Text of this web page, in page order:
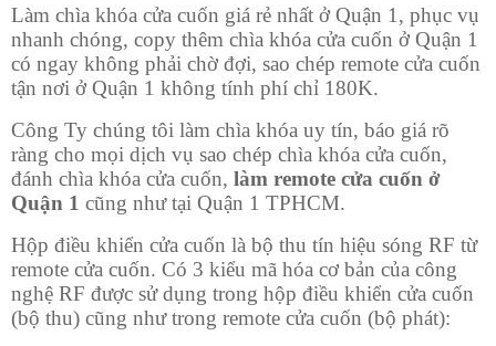
Làm chìa khóa cửa cuốn giá rẻ nhất ở Quận 1, phục vụ
nhanh chóng, copy thêm chìa khóa cửa cuốn ở Quận 1
có ngay không phải chờ đợi, sao chép remote cửa cuốn
tận nơi ở Quận 1 không tính phí chỉ 180K.
Công Ty chúng tôi làm chìa khóa uy tín, báo giá rõ
ràng cho mọi dịch vụ sao chép chìa khóa cửa cuốn,
đánh chìa khóa cửa cuốn, làm remote cửa cuốn ở
Quận 1 cũng như tại Quận 1 TPHCM.
Hộp điều khiển cửa cuốn là bộ thu tín hiệu sóng RF từ
remote cửa cuốn. Có 3 kiểu mã hóa cơ bản của công
nghệ RF được sử dụng trong hộp điều khiển cửa cuốn
(bộ thu) cũng như trong remote cửa cuốn (bộ phát):